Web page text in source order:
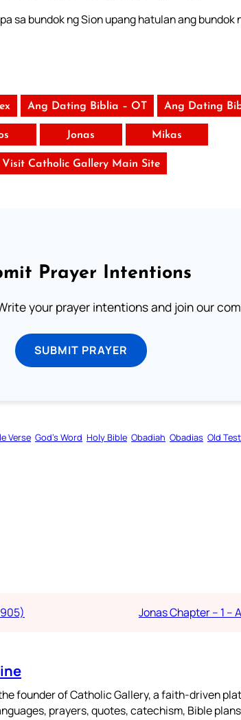
sa bundok ng Sion upang hatulan ang bundok
Ang Dating Biblia – OT Ang Dating
Jonas Mikas
Visit Catholic Gallery Main Site
Prayer Intentions
your prayer intentions and join our
SUBMIT PRAYER
Verse God’s Word Holy Bible Obadiah Obadias Old
Jonas Chapter – 1 –
founder of Catholic Gallery, a faith-driven
prayers, quotes, catechism, Bible